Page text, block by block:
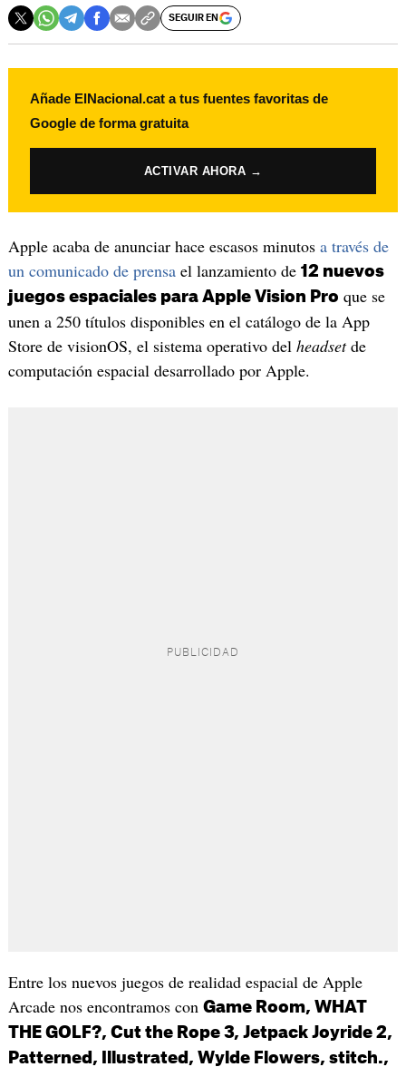
SEGUIR EN
Añade ElNacional.cat a tus fuentes favoritas de
Google de forma gratuita
ACTIVAR AHORA →
Apple acaba de anunciar hace escasos minutos a través de
un comunicado de prensael lanzamiento de 12 nuevos
juegos espaciales para Apple Vision Pro que se
unen a 250 títulos disponibles en el catálogo de la App
Store de visionOS, el sistema operativo del headsetde
computación espacial desarrollado por Apple.
Entre los nuevos juegos de realidad espacial de Apple
Arcade nos encontramos con Game Room, WHAT
THE GOLF?, Cut the Rope 3, Jetpack Joyride 2,
Patterned, Illustrated, Wylde Flowers, stitch.,